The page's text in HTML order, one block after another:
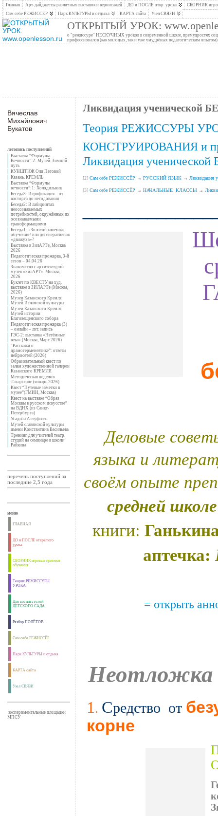
Главная Арт-дайджесты различных выставок и вернисажей ДО и ПОСЛЕ откр. урока
СБОРНИК
Сам себе РЕЖИССЁР
Парк КУЛЬТУРЫ и отдыха КАРТА сайта Узел СВЯЗИ
ОТКРЫТЫЙ УРОК:
о "режиссуре" НЕСКУЧНЫХ уроков в современной школе, премудростях
профессионалов (как молодых, так и уже умудрёных педагогическим опытом)
Вячеслав
Михайлович
Букатов
летопись поступлений
Выставка “Формулы
Вечности”:2: Музей. Зимний
путь
КУНШТЮК Оли Пеговой
Казань. КРЕМЛЬ
Выставка “Формулы
вечности”:1: Холодильник
Беседа3: Игрофикация – от
восторга до негодования
Беседа2: В лабиринтах
неосознаваемых
потребностей, окружённых их
осознаваемыми
трансформациями
Беседа1: «Золотой ключик»
обучения? или дегенеративная
«движуха»?
Выставка в ЗилАРТе, Москва
2026
Педагогическая прожарка, 3-й
сезон – 04.04.26
Знакомство с архитектурой
музея «ЗилАРТ». Москва,
2026
Буклет по КВЕСТУ на худ.
выставке в ЗИЛАРТе (Москва,
2026)
Музеи Казанского Кремля:
Музей Исламской культуры
Музеи Казанского Кремля:
Музей истории
Благовещенского собора
Педагогическая прожарка (3)
– онлайн – лит. запись
ГЭС-2: выставка «Нетёмные
века» (Москва, Март 2026)
“Расскажи о
драмогерменевтике”: ответы
нейросетей (2026)
Образовательный квест по
залам художественной галереи
Казанского КРЕМЛЯ
Методическая неделя в
Татарстане (январь 2026)
Квест “Путевые заметки в
музее”(ГМИИ, Москва)
Квест на выставке “Образ
Москвы в русском искусстве”
на ВДНХ (из Санкт-
Петербурга)
Усадьба Алтуфьево
Музей славянской культуры
имени Константина Васильева
Тренинг для учителей театр.
студий на семинаре в школе
Райкина
перечень поступлений за
последние 2,5 года
меню
ГЛАВНАЯ
ДО и ПОСЛЕ открытого
урока
СБОРНИК игровых приемов
обучения
Теория РЕЖИССУРЫ
УРОКА
Для воспитателей
ДЕТСКОГО САДА
Разбор ПОЛЁТОВ
Сам себе РЕЖИССЁР
Парк КУЛЬТУРЫ и отдыха
КАРТА сайта
Узел СВЯЗИ
экспериментальные площадки
МПСУ
Ликвидация
Теория РЕЖИССУРЫ
КОНСТРУИРОВАНИЯ и
Ликвидация
[2] Сам себе РЕЖИССЁР → РУССКИЙ ЯЗЫК → Ликвидация
[3] Сам себе РЕЖИССЁР → НАЧАЛЬНЫЕ КЛАССЫ→
Деловые
языка и
своём опыте
средней школе
книги:
аптечка:
= открыть
Неотложка
1. Средство от
корне